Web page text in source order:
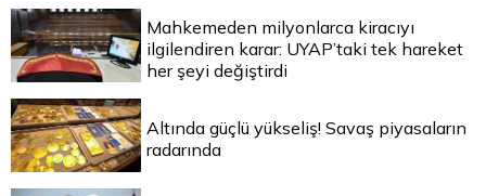
Mahkemeden milyonlarca kiracıyı
ilgilendiren karar: UYAP’taki tek hareket
her şeyi değiştirdi
Altında güçlü yükseliş! Savaş piyasaların
radarında